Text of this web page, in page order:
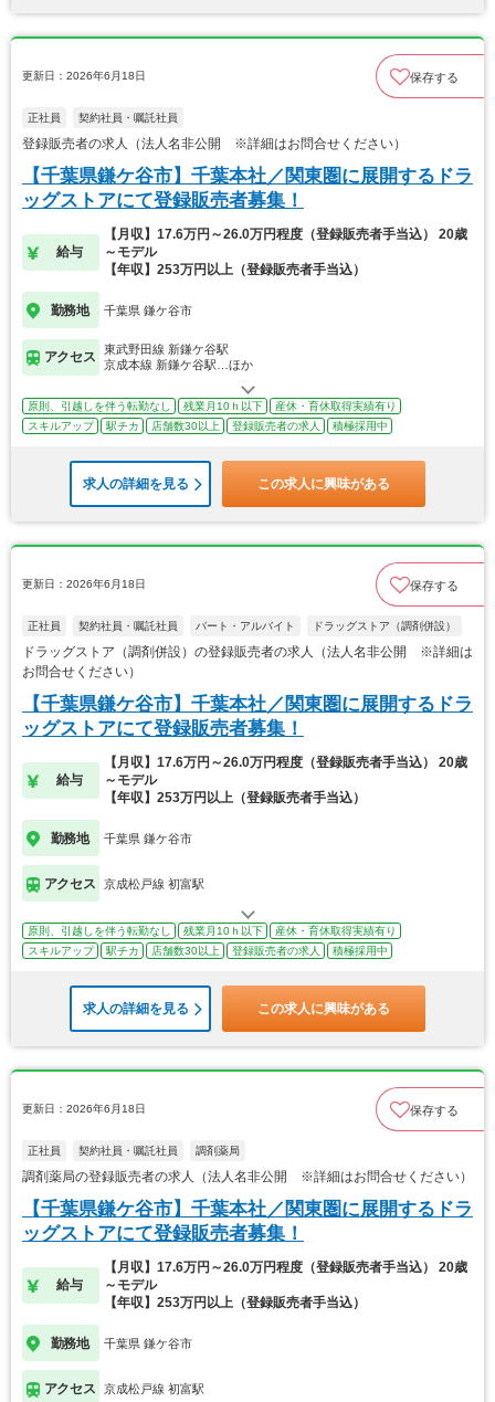
更新日：2026年6月18日 保存する
正社員 契約社員・嘱託社員
登録販売者の求人（法人名非公開 ※詳細はお問合せください）
【千葉県鎌ケ谷市】千葉本社／関東圏に展開するドラ
ッグストアにて登録販売者募集！
給与
【月収】17.6万円～26.0万円程度（登録販売者手当込） 20歳
～モデル
【年収】253万円以上（登録販売者手当込）
勤務地 千葉県 鎌ケ谷市
アクセス
東武野田線 新鎌ケ谷駅
京成本線 新鎌ケ谷駅…ほか
原則、引越しを伴う転勤なし 残業月10ｈ以下
産休・育休取得実績有り
スキルアップ
駅チカ 店舗数30以上 登録販売者の求人 積極採用中
求人の詳細を見る この求人に興味がある
更新日：2026年6月18日 保存する
正社員 契約社員・嘱託社員 パート・アルバイト ドラッグストア（調剤併設）
ドラッグストア（調剤併設）の登録販売者の求人（法人名非公開 ※詳細は
お問合せください）
【千葉県鎌ケ谷市】千葉本社／関東圏に展開するドラ
ッグストアにて登録販売者募集！
給与
【月収】17.6万円～26.0万円程度（登録販売者手当込） 20歳
～モデル
【年収】253万円以上（登録販売者手当込）
勤務地 千葉県 鎌ケ谷市
アクセス 京成松戸線 初富駅
原則、引越しを伴う転勤なし 残業月10ｈ以下
産休・育休取得実績有り
スキルアップ
駅チカ 店舗数30以上 登録販売者の求人 積極採用中
求人の詳細を見る この求人に興味がある
更新日：2026年6月18日 保存する
正社員 契約社員・嘱託社員 調剤薬局
調剤薬局の登録販売者の求人（法人名非公開 ※詳細はお問合せください）
【千葉県鎌ケ谷市】千葉本社／関東圏に展開するドラ
ッグストアにて登録販売者募集！
給与
【月収】17.6万円～26.0万円程度（登録販売者手当込） 20歳
～モデル
【年収】253万円以上（登録販売者手当込）
勤務地 千葉県 鎌ケ谷市
アクセス 京成松戸線 初富駅